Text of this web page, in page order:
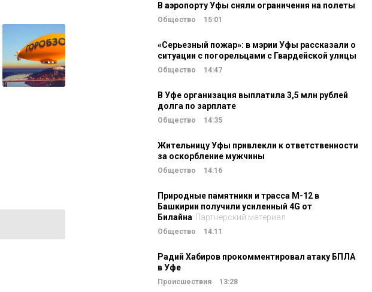
В аэропорту Уфы сняли ограничения на полеты
Общество 15:01
«Серьезный пожар»: в мэрии Уфы рассказали о
ситуации с погорельцами с Гвардейской улицы
Общество 14:47
В Уфе организация выплатила 3,5 млн рублей
долга по зарплате
Общество 14:35
Жительницу Уфы привлекли к ответственности
за оскорбление мужчины
Общество 14:16
Природные памятники и трасса М-12 в
Башкирии получили усиленный 4G от
Билайна Партнерский материал
Общество 14:11
Радий Хабиров прокомментировал атаку БПЛА
в Уфе
Происшествия 13:28